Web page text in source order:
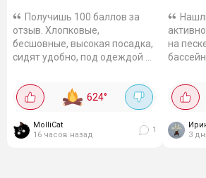
Получишь 100 баллов за
отзыв. Хлопковые,
бесшовные, высокая посадка,
сидят удобно, под одеждой не
подбирать под настроение.
624°
MolliCat
16 часов назад
1
на
Joss
3